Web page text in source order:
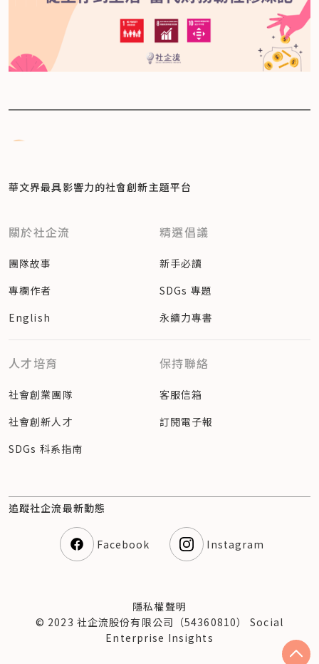
華文界最具影響力的社會創新主題平台
關於社企流
團隊故事
專欄作者
English
精選倡議
新手必讀
SDGs 專題
永續力專書
人才培育
社會創業團隊
社會創新人才
SDGs 科系指南
保持聯絡
客服信箱
訂閱電子報
追蹤社企流最新動態
Facebook Instagram
隱私權聲明
© 2023 社企流股份有限公司（54360810） Social
Enterprise Insights